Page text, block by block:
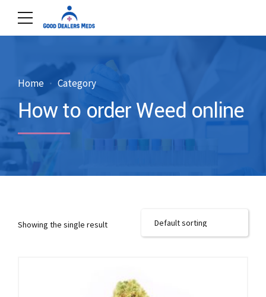
Home Category
How to order Weed online
Showing the single result